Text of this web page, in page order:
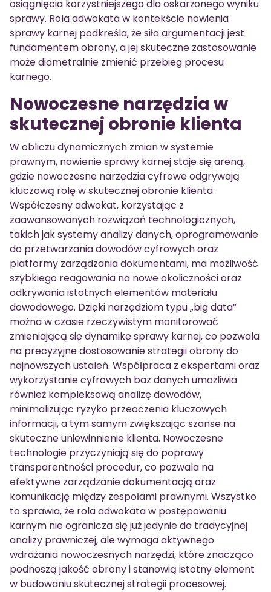
osiągnięcia korzystniejszego dla oskarżonego wyniku
sprawy. Rola adwokata w kontekście nowienia
sprawy karnej podkreśla, że siła argumentacji jest
fundamentem obrony, a jej skuteczne zastosowanie
może diametralnie zmienić przebieg procesu
karnego.
Nowoczesne narzędzia w
skutecznej obronie klienta
W obliczu dynamicznych zmian w systemie
prawnym, nowienie sprawy karnej staje się areną,
gdzie nowoczesne narzędzia cyfrowe odgrywają
kluczową rolę w skutecznej obronie klienta.
Współczesny adwokat, korzystając z
zaawansowanych rozwiązań technologicznych,
takich jak systemy analizy danych, oprogramowanie
do przetwarzania dowodów cyfrowych oraz
platformy zarządzania dokumentami, ma możliwość
szybkiego reagowania na nowe okoliczności oraz
odkrywania istotnych elementów materiału
dowodowego. Dzięki narzędziom typu „big data”
można w czasie rzeczywistym monitorować
zmieniającą się dynamikę sprawy karnej, co pozwala
na precyzyjne dostosowanie strategii obrony do
najnowszych ustaleń. Współpraca z ekspertami oraz
wykorzystanie cyfrowych baz danych umożliwia
również kompleksową analizę dowodów,
minimalizując ryzyko przeoczenia kluczowych
informacji, a tym samym zwiększając szanse na
skuteczne uniewinnienie klienta. Nowoczesne
technologie przyczyniają się do poprawy
transparentności procedur, co pozwala na
efektywne zarządzanie dokumentacją oraz
komunikację między zespołami prawnymi. Wszystko
to sprawia, że rola adwokata w postępowaniu
karnym nie ogranicza się już jedynie do tradycyjnej
analizy prawniczej, ale wymaga aktywnego
wdrażania nowoczesnych narzędzi, które znacząco
podnoszą jakość obrony i stanowią istotny element
w budowaniu skutecznej strategii procesowej.